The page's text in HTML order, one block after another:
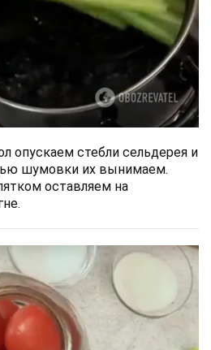
опускаем стебли сельдерея и
шумовки их вынимаем.
оставляем на